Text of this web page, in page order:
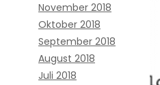
November 2018
Oktober 2018
September 2018
August 2018
Juli 2018